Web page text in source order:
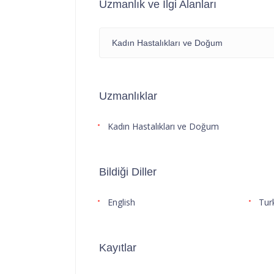
Uzmanlık ve İlgi Alanları
Kadın Hastalıkları ve Doğum
Uzmanlıklar
Kadın Hastalıkları ve Doğum
Bildiği Diller
English
Kayıtlar